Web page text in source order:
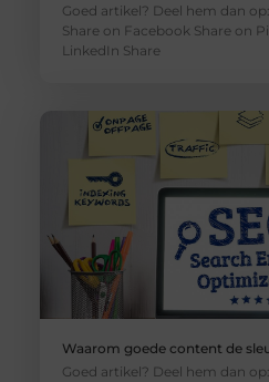
Goed artikel? Deel hem dan
Share on Facebook Share on
LinkedIn Share
Waarom goede content de
Goed artikel? Deel hem dan